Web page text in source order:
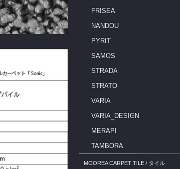
FRISEA
NANDOU
PYRIT
SAMOS
STRADA
STRATO
VARIA
VARIA_DESIGN
MERAPI
TAMBORA
MOOREA CARPET TILE / タイル